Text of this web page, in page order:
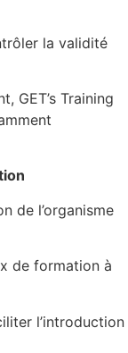
la validité
GET’s Training
de l’organisme
de formation à
l’introduction